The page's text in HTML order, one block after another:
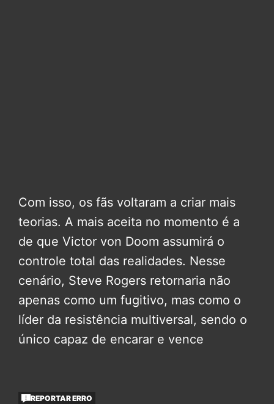
Com isso, os fãs voltaram a criar mais
teorias. A mais aceita no momento é a
de que Victor von Doom assumirá o
controle total das realidades. Nesse
cenário, Steve Rogers retornaria não
apenas como um fugitivo, mas como o
líder da resistência multiversal, sendo o
único capaz de encarar e vence
REPORTAR ERRO